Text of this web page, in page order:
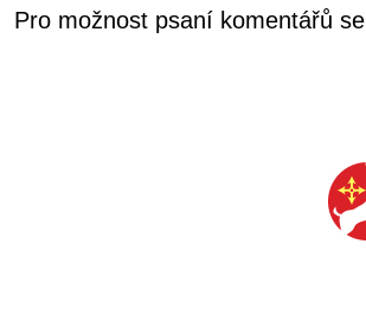
Pro možnost psaní komentářů se